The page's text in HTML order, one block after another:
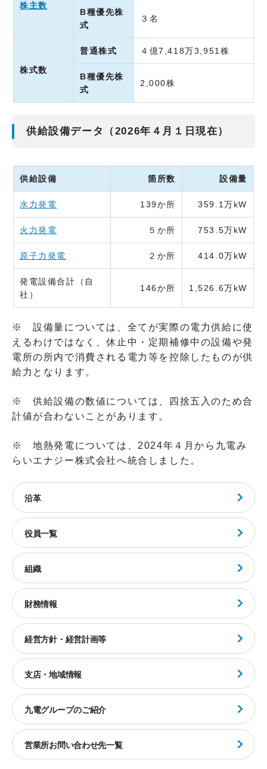
株主数
B種優先株
式
３名
株式数
普通株式 ４億7,418万3,951株
B種優先株
式
2,000株
供給設備データ（2026年４月１日現在）
供給設備 箇所数 設備量
水力発電 139か所 359.1万kW
火力発電 ５か所 753.5万kW
原子力発電 ２か所 414.0万kW
発電設備合計（自
社）
146か所 1,526.6万kW
※ 設備量については、全てが実際の電力供給に使
えるわけではなく、休止中・定期補修中の設備や発
電所の所内で消費される電力等を控除したものが供
給力となります。
※ 供給設備の数値については、四捨五入のため合
計値が合わないことがあります。
※ 地熱発電については、2024年４月から九電み
らいエナジー株式会社へ統合しました。
沿革
役員一覧
組織
財務情報
経営方針・経営計画等
支店・地域情報
九電グループのご紹介
営業所お問い合わせ先一覧